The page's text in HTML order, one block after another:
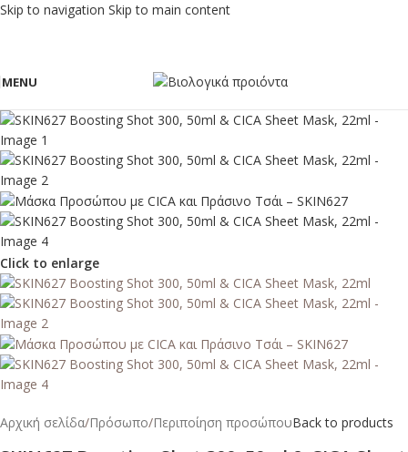
Skip to navigation Skip to main content
MENU
Click to enlarge
Αρχική σελίδα/Πρόσωπο/Περιποίηση προσώπουBack to products